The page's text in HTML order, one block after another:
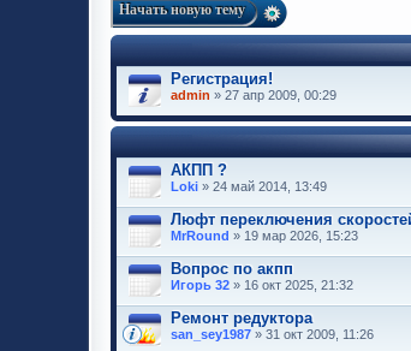
Начать новую тему
Регистрация!
admin » 27 апр 2009, 00:29
АКПП ?
Loki » 24 май 2014, 13:49
Люфт переключения
MrRound » 19 мар 2026, 15:23
Вопрос по акпп
Игорь 32 » 16 окт 2025, 21:32
Ремонт редуктора
san_sey1987 » 31 окт 2009, 11:26